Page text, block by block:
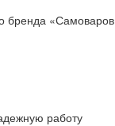
бренда «Самоваров
работу